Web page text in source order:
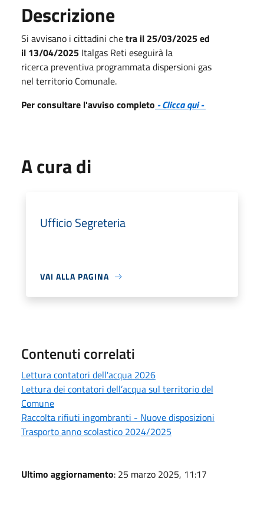
Descrizione
Si avvisano i cittadini chetra il 25/03/2025 ed
il 13/04/2025 Italgas Reti eseguirà la
ricerca preventiva programmata dispersioni gas
nel territorio Comunale.
Per consultare l'avviso completo - Clicca qui -
A cura di
Ufficio Segreteria
VAI ALLA PAGINA
Contenuti correlati
Lettura contatori dell'acqua 2026
Lettura dei contatori dell’acqua sul territorio del
Comune
Raccolta rifiuti ingombranti - Nuove disposizioni
Trasporto anno scolastico 2024/2025
Ultimo aggiornamento: 25 marzo 2025, 11:17